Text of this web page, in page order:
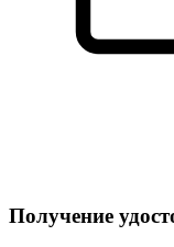
Получение